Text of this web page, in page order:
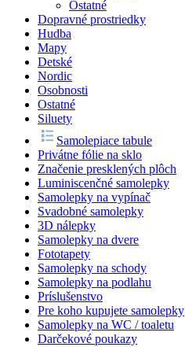
Ostatné
Dopravné prostriedky
Hudba
Mapy
Detské
Nordic
Osobnosti
Ostatné
Siluety
Samolepiace tabule
Privátne fólie na sklo
Značenie presklených plôch
Luminiscenčné samolepky
Samolepky na vypínač
Svadobné samolepky
3D nálepky
Samolepky na dvere
Fototapety
Samolepky na schody
Samolepky na podlahu
Príslušenstvo
Pre koho kupujete samolepky
Samolepky na WC / toaletu
Darčekové poukazy